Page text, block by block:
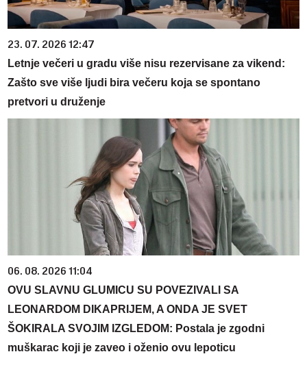
23. 07. 2026 12:47
Letnje večeri u gradu više nisu rezervisane za vikend:
Zašto sve više ljudi bira večeru koja se spontano
pretvori u druženje
06. 08. 2026 11:04
OVU SLAVNU GLUMICU SU POVEZIVALI SA
LEONARDOM DIKAPRIJEM, A ONDA JE SVET
ŠOKIRALA SVOJIM IZGLEDOM: Postala je zgodni
muškarac koji je zaveo i oženio ovu lepoticu